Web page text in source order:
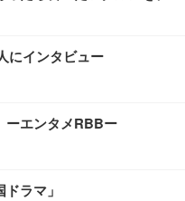
にインタビュー
ーエンタメRBBー
ラマ」